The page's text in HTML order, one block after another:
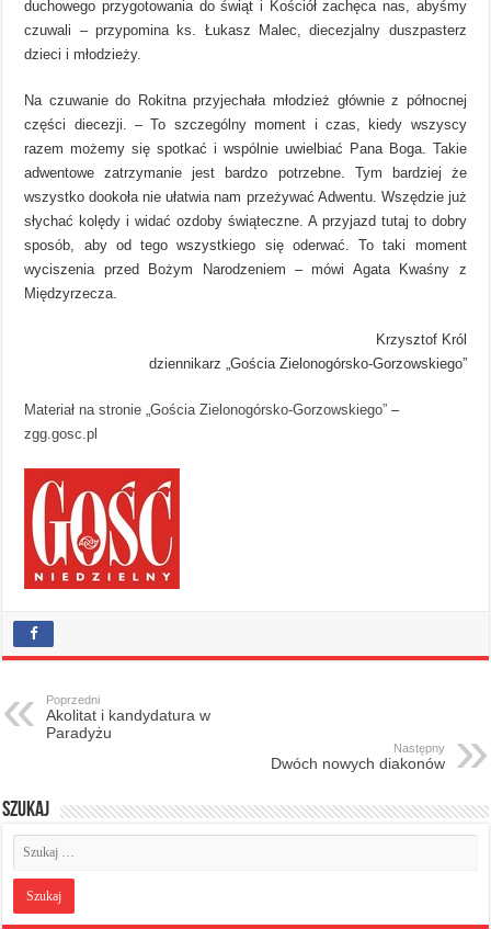
duchowego przygotowania do świąt i Kościół zachęca nas, abyśmy
czuwali – przypomina ks. Łukasz Malec, diecezjalny duszpasterz
dzieci i młodzieży.
Na czuwanie do Rokitna przyjechała młodzież głównie z północnej
części diecezji. – To szczególny moment i czas, kiedy wszyscy
razem możemy się spotkać i wspólnie uwielbiać Pana Boga. Takie
adwentowe zatrzymanie jest bardzo potrzebne. Tym bardziej że
wszystko dookoła nie ułatwia nam przeżywać Adwentu. Wszędzie już
słychać kolędy i widać ozdoby świąteczne. A przyjazd tutaj to dobry
sposób, aby od tego wszystkiego się oderwać. To taki moment
wyciszenia przed Bożym Narodzeniem – mówi Agata Kwaśny z
Międzyrzecza.
Krzysztof Król
dziennikarz „Gościa Zielonogórsko-Gorzowskiego”
Materiał na stronie „Gościa Zielonogórsko-Gorzowskiego” –
zgg.gosc.pl
Poprzedni
Akolitat i kandydatura w
Paradyżu
Następny
Dwóch nowych diakonów
Szukaj